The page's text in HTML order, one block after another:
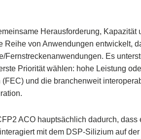
Herausforderung, Kapazität
von Anwendungen entwickelt,
Es
Priorität wählen: hohe Leistung
und die branchenweit
ACO hauptsächlich dadurch, dass
mit dem DSP-Silizium auf